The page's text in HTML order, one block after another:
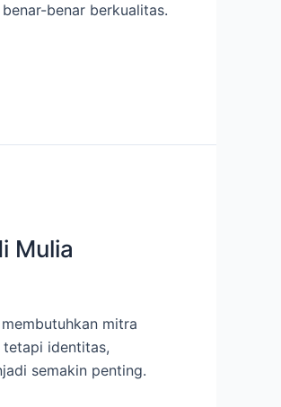
benar berkualitas.
Mulia
mitra
tetapi identitas,
semakin penting.